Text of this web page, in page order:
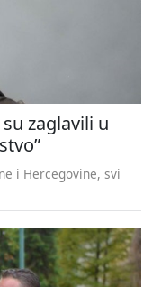
zaglavili u
i Hercegovine, svi